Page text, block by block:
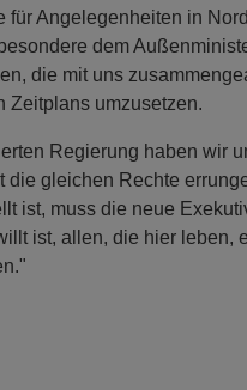
für Angelegenheiten in
dem
die mit uns
Zeitplans umzusetzen.
Regierung haben wir
die gleichen Rechte
ist, muss die neue
ist, allen, die hier leben,